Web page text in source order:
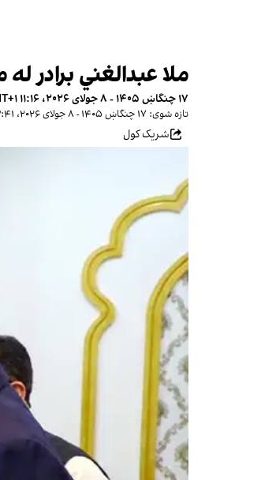
ملا عبدالغني برادر
۱۷ چنگاښ ۱۴۰۵ - ۸ جولای ۲۰۲۶، ۱۱:۱۶ GMT+۱
تازه شوی: ۱۷ چنگاښ ۱۴۰۵ - ۸ جولای ۲۰۲۶، ۱۳:۴۱ GMT+۱
شریک کول